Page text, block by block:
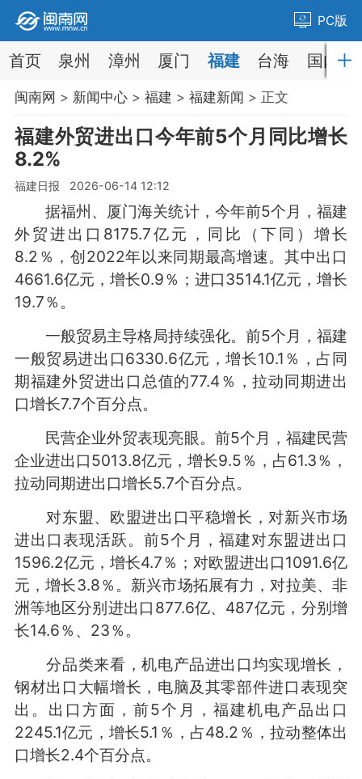
PC版
首页 泉州 漳州 厦门 福建 台海 国内
闽南网 > 新闻中心> 福建 > 福建新闻 > 正文
福建外贸进出口今年前5个月同比增长
8.2%
福建日报 2026-06-14 12:12
据福州、厦门海关统计，今年前5个月，福建
外贸进出口8175.7亿元，同比（下同）增长
8.2％，创2022年以来同期最高增速。其中出口
4661.6亿元，增长0.9％；进口3514.1亿元，增长
19.7％。
一般贸易主导格局持续强化。前5个月，福建
一般贸易进出口6330.6亿元，增长10.1％，占同
期福建外贸进出口总值的77.4％，拉动同期进出
口增长7.7个百分点。
民营企业外贸表现亮眼。前5个月，福建民营
企业进出口5013.8亿元，增长9.5％，占61.3％，
拉动同期进出口增长5.7个百分点。
对东盟、欧盟进出口平稳增长，对新兴市场
进出口表现活跃。前5个月，福建对东盟进出口
1596.2亿元，增长4.7％；对欧盟进出口1091.6亿
元，增长3.8％。新兴市场拓展有力，对拉美、非
洲等地区分别进出口877.6亿、487亿元，分别增
长14.6％、23％。
分品类来看，机电产品进出口均实现增长，
钢材出口大幅增长，电脑及其零部件进口表现突
出。出口方面，前5个月，福建机电产品出口
2245.1亿元，增长5.1％，占48.2％，拉动整体出
口增长2.4个百分点。